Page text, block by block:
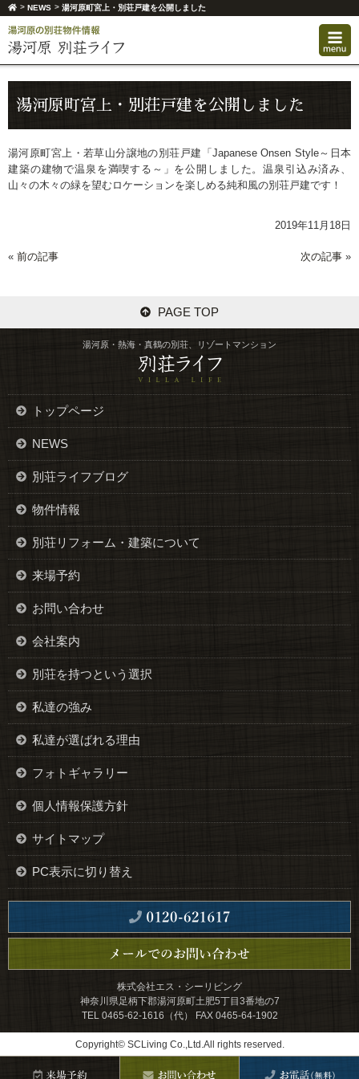
>NEWS >湯河原町宮上・別荘戸建を公開しました
湯河原町宮上・別荘戸建を公開しました
湯河原町宮上・若草山分譲地の別荘戸建「Japanese Onsen Style～日本
建築の建物で温泉を満喫する～」を公開しました。温泉引込み済み、
山々の木々の緑を望むロケーションを楽しめる純和風の別荘戸建です！
2019年11月18日
« 前の記事 次の記事 »
PAGE TOP
湯河原・熱海・真鶴の別荘、リゾートマンション
トップページ
NEWS
別荘ライフブログ
物件情報
別荘リフォーム・建築について
来場予約
お問い合わせ
会社案内
別荘を持つという選択
私達の強み
私達が選ばれる理由
フォトギャラリー
個人情報保護方針
サイトマップ
PC表示に切り替え
株式会社エス・シーリビング
神奈川県足柄下郡湯河原町土肥5丁目3番地の7
TEL 0465-62-1616（代） FAX 0465-64-1902
Copyright© SCLiving Co.,Ltd.All rights reserved.